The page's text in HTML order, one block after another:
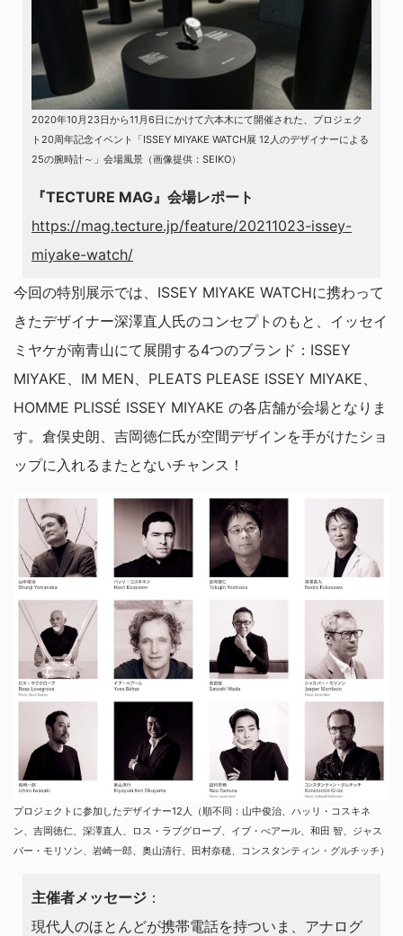
2020年10月23日から11月6日にかけて六本木にて開催された、プロジェク
ト20周年記念イベント「ISSEY MIYAKE WATCH展 12人のデザイナーによる
25の腕時計～」会場風景（画像提供：SEIKO）
『TECTURE MAG』会場レポート
https://mag.tecture.jp/feature/20211023-issey-
miyake-watch/
今回の特別展示では、ISSEY MIYAKE WATCHに携わって
きたデザイナー深澤直人氏のコンセプトのもと、イッセイ
ミヤケが南青山にて展開する4つのブランド：ISSEY
MIYAKE、IM MEN、PLEATS PLEASE ISSEY MIYAKE、
HOMME PLISSÉ ISSEY MIYAKE の各店舗が会場となりま
す。倉俣史朗、吉岡徳仁氏が空間デザインを手がけたショ
ップに入れるまたとないチャンス！
プロジェクトに参加したデザイナー12人（順不同：山中俊治、ハッリ・コスキネ
ン、吉岡徳仁、深澤直人、ロス・ラブグローブ、イブ・べアール、和田 智、ジャス
パー・モリソン、岩崎一郎、奥山清行、田村奈穂、コンスタンティン・グルチッチ）
主催者メッセージ ：
現代人のほとんどが携帯電話を持ついま、アナログ